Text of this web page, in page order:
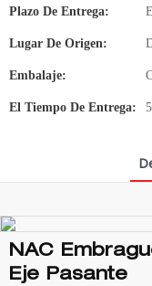
Plazo De Entrega:
Lugar De Origen:
Embalaje:
El Tiempo De Entrega:
NAC
Eje Pasante